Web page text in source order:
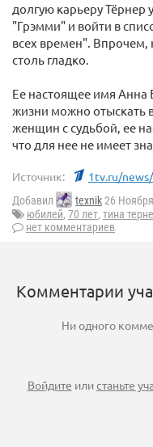
долгую карьеру Тёрнер
"Грэмми" и войти в
всех времен". Впрочем,
столь гладко.
Ее настоящее имя Анна
жизни можно отыскать
женщин с судьбой, ее
что для нее не имеет
Источник: 1tv.ru/
Добавил texnik26
юбилей, 70 лет, тина
нет комментариев
Комментарии
Ни одного
Войдите илистаньте